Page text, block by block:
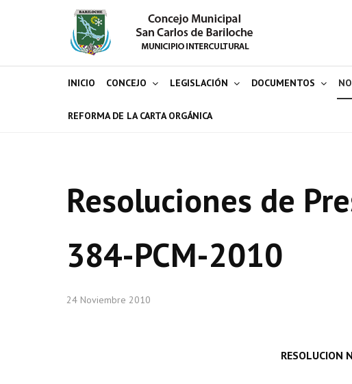
INICIO CONCEJO LEGISLACIÓN DOCUMENTOS
REFORMA DE LA CARTA ORGÁNICA
Resoluciones de
384-PCM-2010
24 Noviembre 2010
RESOLUCION